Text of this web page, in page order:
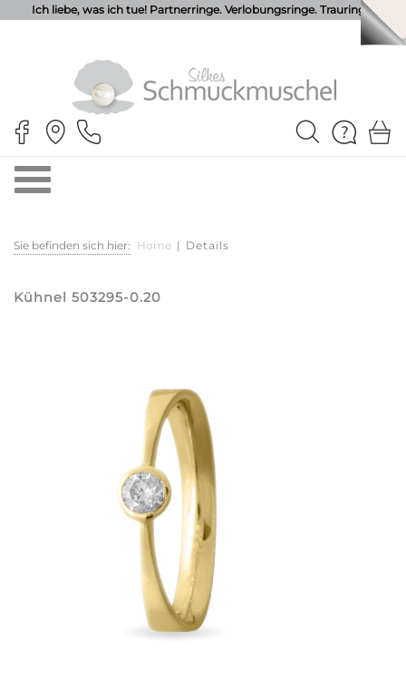
Ich liebe, was ich tue! Partnerringe. Verlobungsringe. Trauringe.
Sie befinden sich hier: Home | Details
Kühnel 503295-0.20